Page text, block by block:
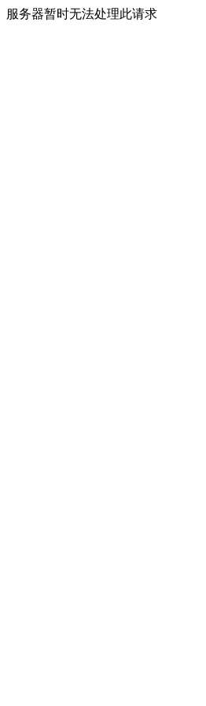
服务器暂时无法处理此请求